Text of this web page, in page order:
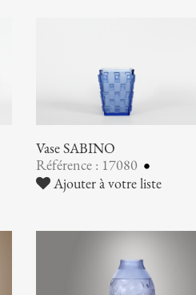
Vase SABINO
Référence : 17080
Ajouter à votre liste